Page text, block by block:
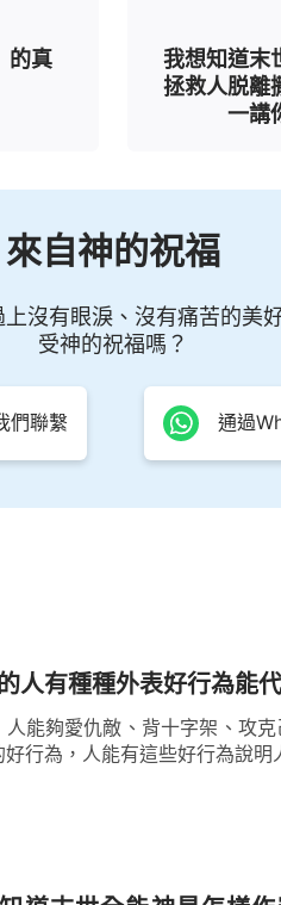
信主、跟隨主就得接受
果主來了不接受、不認
新郎聲音就能接受的，
「 我從來不認識你們
蒙神稱許了嗎？他們不
主耶穌的名，信天上渺
，那這樣的人就跟法利
得被神撇弃淘汰。主耶
的真
我想知道末
拯救人脱離
一講
來自神的祝福
沒有眼淚、沒有痛苦的美
受神的祝福嗎？
們聯繫 通過
人有種種外表好行為能
人能夠愛仇敵、背十字架、攻
好行為，人能有這些好行為說